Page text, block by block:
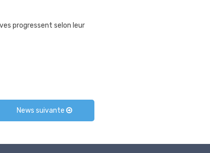
progressent selon leur
News suivante